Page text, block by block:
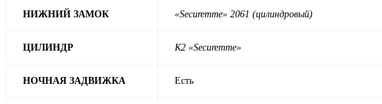
НИЖНИЙ ЗАМОК «Securemme» 2061 (цилиндровый)
ЦИЛИНДР К2 «Securemme»
НОЧНАЯ ЗАДВИЖКА Есть